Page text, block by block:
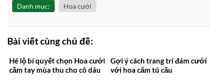
Danh mục: Hoa cưới
Bài viết cùng chủ đề:
Hé lộ bí quyết chọn Hoa cưới
cầm tay mùa thu cho cô dâu
Gợi ý cách trang trí đám cưới
với hoa cẩm tú cầu